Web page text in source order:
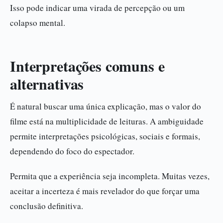
Isso pode indicar uma virada de percepção ou um
colapso mental.
Interpretações comuns e
alternativas
É natural buscar uma única explicação, mas o valor do
filme está na multiplicidade de leituras. A ambiguidade
permite interpretações psicológicas, sociais e formais,
dependendo do foco do espectador.
Permita que a experiência seja incompleta. Muitas vezes,
aceitar a incerteza é mais revelador do que forçar uma
conclusão definitiva.